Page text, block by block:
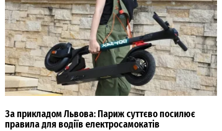
За прикладом Львова: Париж суттєво посилює
правила для водіїв електросамокатів